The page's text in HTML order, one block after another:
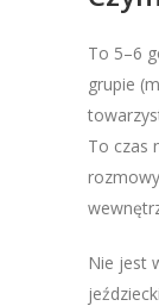
To 5–6
grupie
To czas
Nie jest